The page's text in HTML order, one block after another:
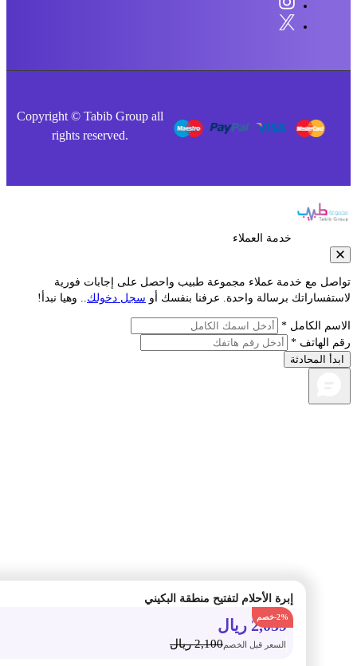
إبرة الأحلام لتفتيح منطقة البكيني
2,059 ريال
السعر قبل الخصم2,100 ريال
Copyright © Tabib Group all
rights reserved.
خدمة العملاء
مع خدمة عملاء مجموعة طبيب واحصل على إجابات فورية
برسالة واحدة. عرفنا بنفسك أوسجل دخولك.. وهيا نبدأ!
الكامل *
الهاتف *
المحادثة